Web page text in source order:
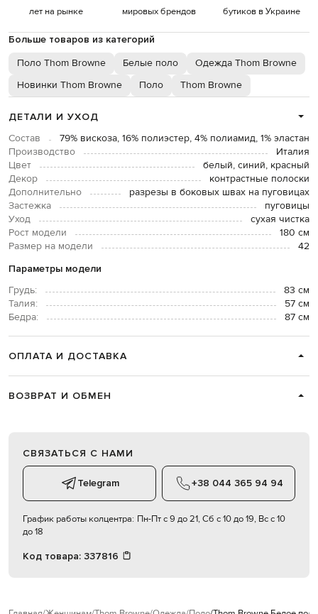
лет на рынке мировых брендов бутиков в Украине
Больше товаров из категорий
Поло Thom Browne Белые поло
Одежда Thom Browne
Новинки Thom Browne
Поло Thom Browne
ДЕТАЛИ И УХОД
Состав
79% вискоза, 16% полиэстер, 4% полиамид, 1% эластан
Производство
Италия
Цвет
белый, синий, красный
Декор
контрастные полоски
Дополнительно
разрезы в боковых швах на пуговицах
Застежка
пуговицы
Уход
сухая чистка
Рост модели
180 см
Размер на модели
42
Параметры модели
Грудь:
83 см
Талия:
57 см
Бедра:
87 см
ОПЛАТА И ДОСТАВКА
ВОЗВРАТ И ОБМЕН
СВЯЗАТЬСЯ С НАМИ
Telegram +38 044 365 94 94
График работы колцентра: Пн-Пт с 9 до 21, Сб с 10 до 19, Вс с 10
до 18
Код товара: 337816